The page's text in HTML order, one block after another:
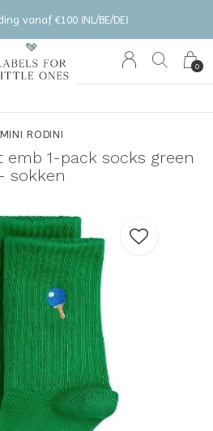
0
vanaf €100 (NL/BE/DE)
MINI RODINI
emb 1-pack socks green
- sokken